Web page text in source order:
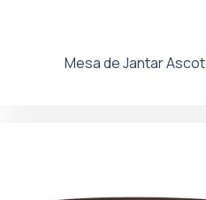
Mesa de Jantar Ascot